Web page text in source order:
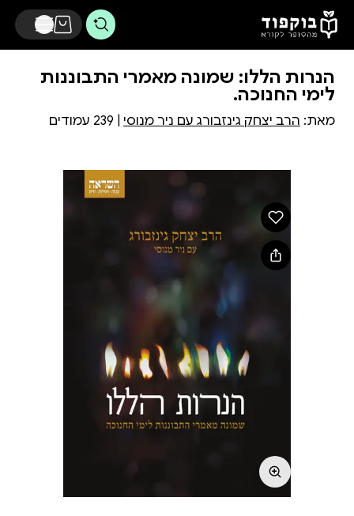
דלג לתוכן הראשי
הנרות הללו: שמונה מאמרי התבוננות
לימי החנוכה.
מאת: הרב יצחק גינזבורג עם ניר מנוסי